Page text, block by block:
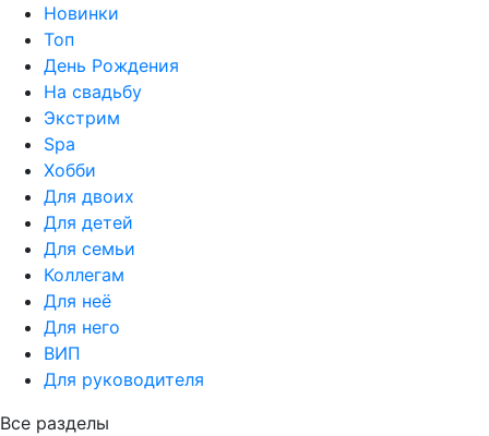
Новинки
Топ
День Рождения
На свадьбу
Экстрим
Spa
Хобби
Для двоих
Для детей
Для семьи
Коллегам
Для неё
Для него
ВИП
Для руководителя
Все разделы